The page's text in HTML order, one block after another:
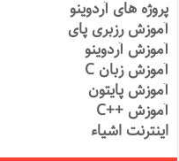
پروژه های آردوینو
آموزش رزبری پای
آموزش آردوینو
آموزش زبان C
آموزش پایتون
آموزش ++C
اینترنت اشیاء